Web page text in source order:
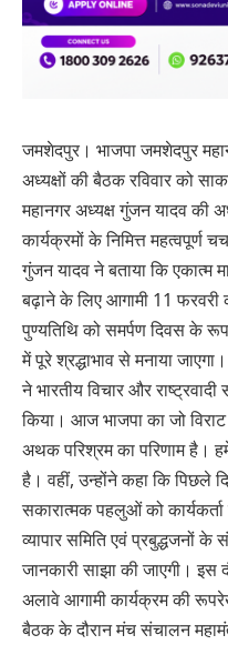
जमशेदपुर। भाजपा जमशेदपुर
अध्यक्षों की बैठक रविवार को
महानगर अध्यक्ष गुंजन यादव की
कार्यक्रमों के निमित्त महत्वपूर्ण
गुंजन यादव ने बताया कि एकात्म
बढ़ाने के लिए आगामी 11 फरवरी
पुण्यतिथि को समर्पण दिवस के
में पूरे श्रद्धाभाव से मनाया
ने भारतीय विचार और
किया। आज भाजपा का जो
अथक परिश्रम का परिणाम है।
है। वहीं, उन्होंने कहा कि पिछले
सकारात्मक पहलुओं को
व्यापार समिति एवं प्रबुद्धजनों
जानकारी साझा की जाएगी। इस
अलावे आगामी कार्यक्रम की
बैठक के दौरान मंच संचालन